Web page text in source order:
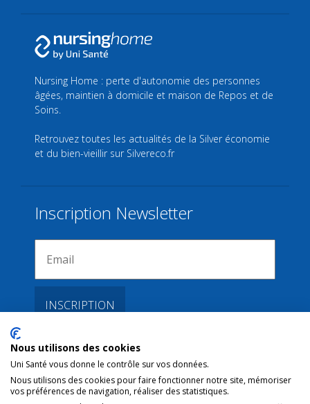
Nursing Home : perte d'autonomie des personnes
âgées, maintien à domicile et maison de Repos et de
Soins.
Retrouvez toutes les actualités de la Silver économie
et du bien-vieillir sur Silvereco.fr
Inscription Newsletter
Liens
Conditions d’utilisation
Nous utilisons des cookies
Uni Santé vous donne le contrôle sur vos données.
Nous utilisons des cookies pour faire fonctionner notre site, mémoriser
vos préférences de navigation, réaliser des statistiques.